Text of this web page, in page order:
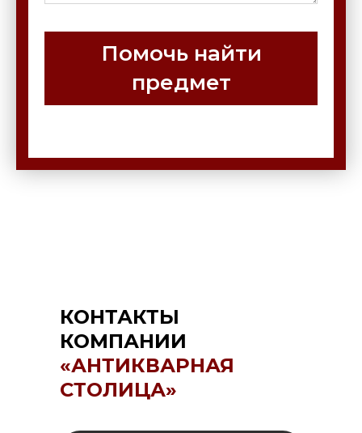
Помочь найти
предмет
КОНТАКТЫ
КОМПАНИИ
«АНТИКВАРНАЯ
СТОЛИЦА»